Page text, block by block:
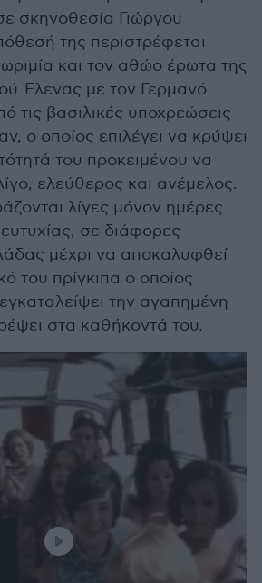
σκηνοθεσία Γιώργου
της περιστρέφεται
και τον αθώο έρωτα της
Έλενας με τον Γερμανό
τις βασιλικές υποχρεώσεις
ο οποίος επιλέγει να κρύψει
του προκειμένου να
ελεύθερος και ανέμελος.
λίγες μόνον ημέρες
σε διάφορες
μέχρι να αποκαλυφθεί
του πρίγκιπα ο οποίος
την αγαπημένη
στα καθήκοντά του.